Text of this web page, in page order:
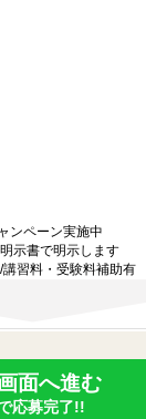
ンペーン実施中
示書で明示します
習料・受験料補助有
面へ進む
応募完了!!